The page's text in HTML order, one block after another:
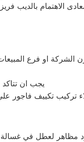
الاهتمام بالديب
الشركة او فرع
يجب ان
تكييف فاجور علي الخط
مظاهر لعطل في